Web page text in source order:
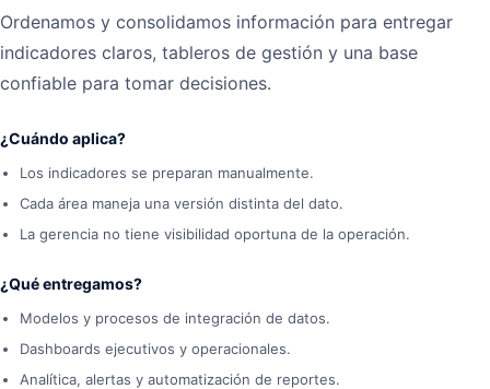
Ordenamos y consolidamos información para entregar
indicadores claros, tableros de gestión y una base
confiable para tomar decisiones.
¿Cuándo aplica?
Los indicadores se preparan manualmente.
Cada área maneja una versión distinta del dato.
La gerencia no tiene visibilidad oportuna de la operación.
¿Qué entregamos?
Modelos y procesos de integración de datos.
Dashboards ejecutivos y operacionales.
Analítica, alertas y automatización de reportes.